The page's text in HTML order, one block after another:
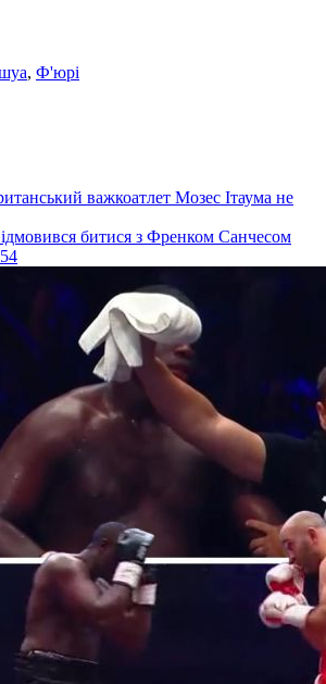
, Ф'юрі
битися з Френком Санчесом